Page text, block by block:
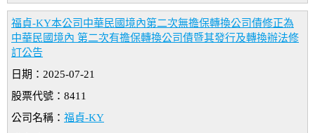
福貞-KY本公司中華民國境內第二次無擔保轉換公司債修正為
中華民國境內 第二次有擔保轉換公司債暨其發行及轉換辦法修
訂公告
日期：2025-07-21
股票代號：8411
公司名稱： 福貞-KY